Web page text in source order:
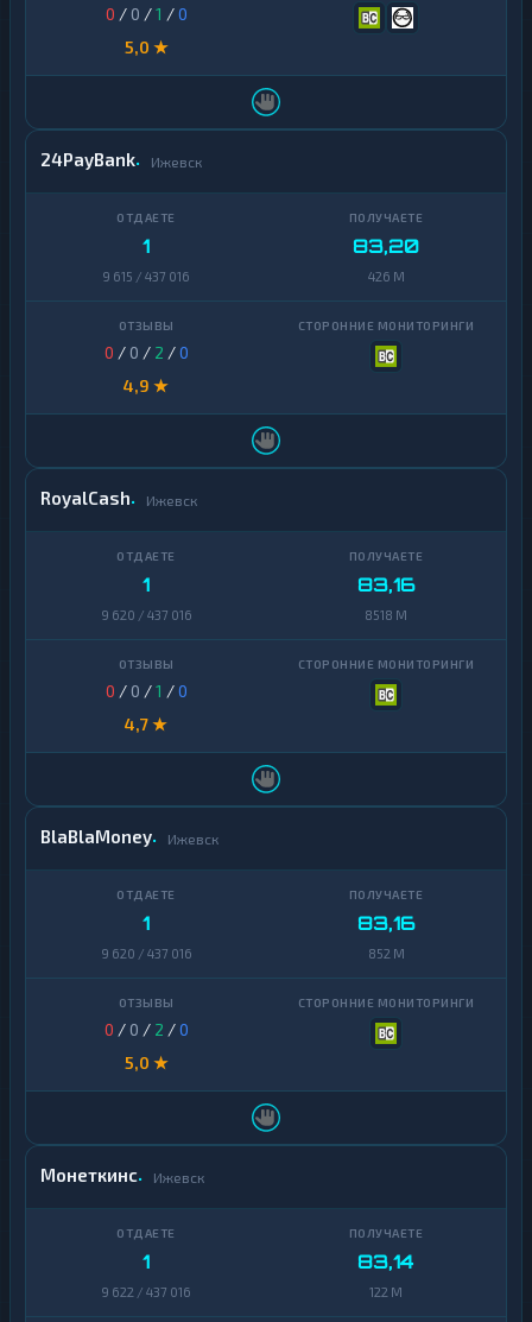
0 / 0 /1 /0
5,0 ★
24PayBank Ижевск
1
9 615 / 437 016
83,20
426 M
0 / 0 / 2 /0
4,9 ★
RoyalCash Ижевск
1
9 620 / 437 016
83,16
8518 M
0 / 0 /1 /0
4,7 ★
BlaBlaMoney Ижевск
1
9 620 / 437 016
83,16
852 M
0 / 0 / 2 /0
5,0 ★
Монеткинс Ижевск
1
9 622 / 437 016
83,14
122 M